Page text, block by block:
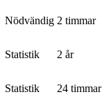
Nödvändig 2 timmar
Statistik 2 år
Statistik 24 timmar